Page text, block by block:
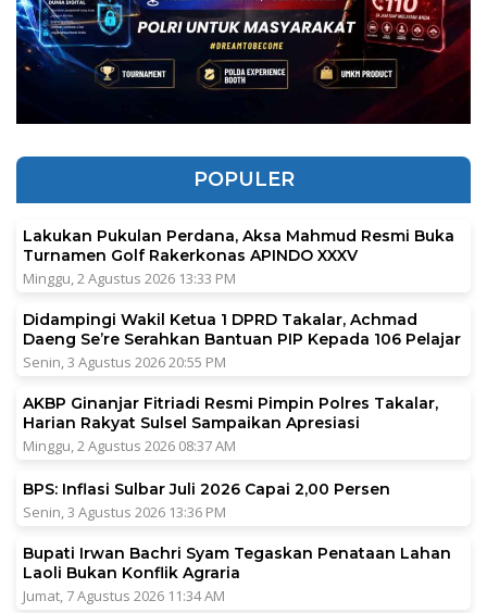
POPULER
Lakukan Pukulan Perdana, Aksa Mahmud Resmi Buka
Turnamen Golf Rakerkonas APINDO XXXV
Minggu, 2 Agustus 2026 13:33 PM
Didampingi Wakil Ketua 1 DPRD Takalar, Achmad
Daeng Se’re Serahkan Bantuan PIP Kepada 106 Pelajar
Senin, 3 Agustus 2026 20:55 PM
AKBP Ginanjar Fitriadi Resmi Pimpin Polres Takalar,
Harian Rakyat Sulsel Sampaikan Apresiasi
Minggu, 2 Agustus 2026 08:37 AM
BPS: Inflasi Sulbar Juli 2026 Capai 2,00 Persen
Senin, 3 Agustus 2026 13:36 PM
Bupati Irwan Bachri Syam Tegaskan Penataan Lahan
Laoli Bukan Konflik Agraria
Jumat, 7 Agustus 2026 11:34 AM